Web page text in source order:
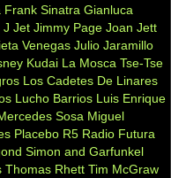
Frank Sinatra Gianluca
J Jet Jimmy Page Joan Jett
Venegas Julio Jaramillo
Kudai La Mosca Tse-Tse
Los Cadetes De Linares
Lucho Barrios Luis Enrique
Sosa Miguel
Placebo R5 Radio Futura
Simon and Garfunkel
Thomas Rhett Tim McGraw